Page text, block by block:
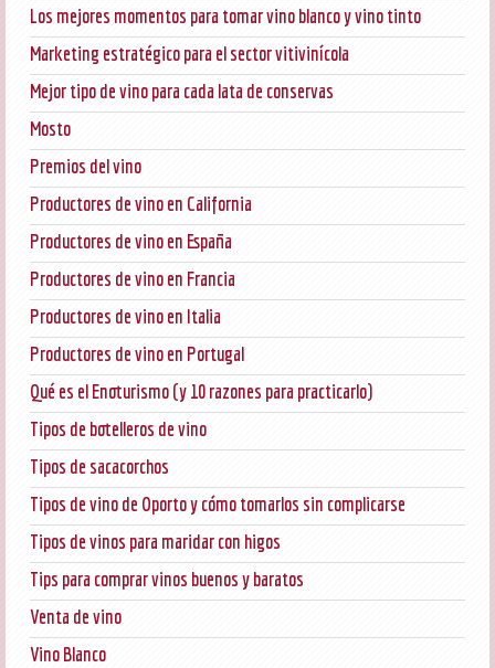
Los mejores momentos para tomar vino blanco y vino tinto
Marketing estratégico para el sector vitivinícola
Mejor tipo de vino para cada lata de conservas
Mosto
Premios del vino
Productores de vino en California
Productores de vino en España
Productores de vino en Francia
Productores de vino en Italia
Productores de vino en Portugal
Qué es el Enoturismo (y 10 razones para practicarlo)
Tipos de botelleros de vino
Tipos de sacacorchos
Tipos de vino de Oporto y cómo tomarlos sin complicarse
Tipos de vinos para maridar con higos
Tips para comprar vinos buenos y baratos
Venta de vino
Vino Blanco